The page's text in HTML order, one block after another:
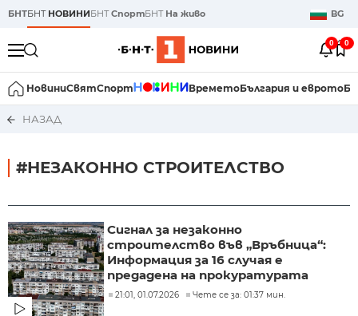
БНТБНТ НОВИНИБНТСпортБНТ На живо BG
0 0
НовиниСвятСпорт ВреметоБългария и еврото
НАЗАД
#НЕЗАКОННО СТРОИТЕЛСТВО
Сигнал за незаконно
строителство във „Връбница“:
Информация за 16 случая е
предадена на прокуратурата
21:01, 01.07.2026 Чете се за: 01:37 мин.